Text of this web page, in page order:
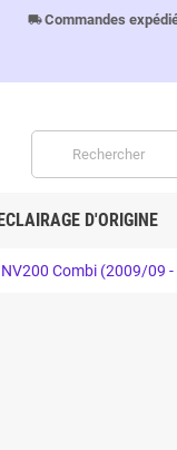
local_shippingCommandes
D'ORIGINE
Combi (2009/09